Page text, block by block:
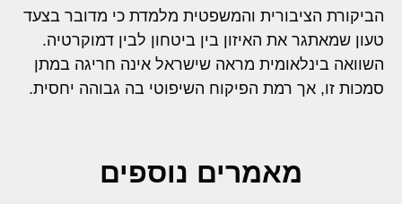
הביקורת הציבורית והמשפטית מלמדת כי מדובר בצעד
טעון שמאתגר את האיזון בין ביטחון לבין דמוקרטיה.
השוואה בינלאומית מראה שישראל אינה חריגה במתן
סמכות זו, אך רמת הפיקוח השיפוטי בה גבוהה יחסית.
מאמרים נוספים